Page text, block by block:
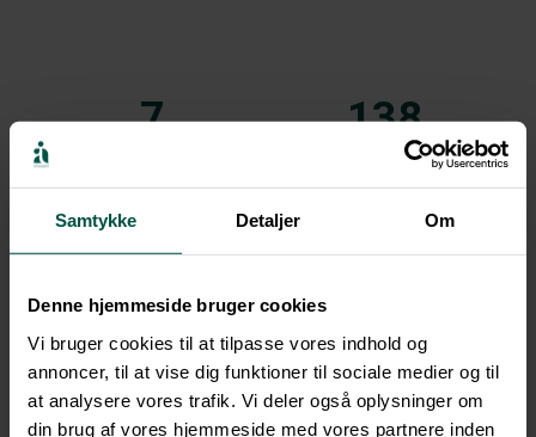
Samtykke Detaljer Om
Denne hjemmeside bruger cookies
Vi bruger cookies til at tilpasse vores indhold og
annoncer, til at vise dig funktioner til sociale medier og til
at analysere vores trafik. Vi deler også oplysninger om
din brug af vores hjemmeside med vores partnere inden
7 138
NIVEAUER